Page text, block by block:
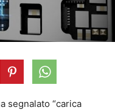
segnalato “carica